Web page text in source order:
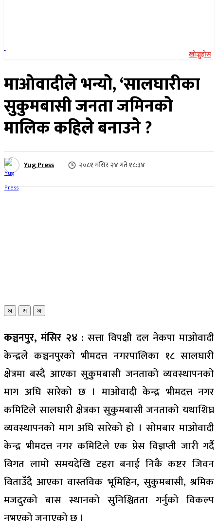
खोज्नुहोस
माओवादीले भन्यो, ‘सालघारीका
सुकुमबासी जनता जमिनको
मालिक कहिले बनाउने ?
Yug Press २०८१ मंसिर २४ गते १८:३४
अ अ अ
कञ्चनपुर, मंसिर २४ : सत्ता विपक्षी दल नेकपा माओवादी
केन्द्रले कञ्चनपुरको भीमदत्त नगरपालिका १८ सालघारी
क्षेत्रमा बस्दै आएका सुकुमबासी जनताको व्यवस्थापनको
माग अघि सारेको छ । माओवादी केन्द्र भीमदत्त नगर
कमिटिले सालघारी क्षेत्रका सुकुमबासी जनताको यथाशिघ्र
व्यवस्थापनको माग अघि सारेको हो । सोमबार माओवादी
केन्द्र भीमदत्त नगर कमिटिले एक प्रेस विज्ञप्ती जारी गर्दै
विगत लामो समयदेखि टहरा बनाई निकै कष्टर जिवन
विताउँदै आएका वास्तविक भूमिहिन, सुकुमबासी, श्रमिक
मजदुरको बास स्थानको सुनिश्चितता गर्नुको विकल्प
नभएको जनाएको छ ।